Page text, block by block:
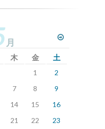
月
木 金 土
1
2
7 8
9
14 15
16
21 22
23